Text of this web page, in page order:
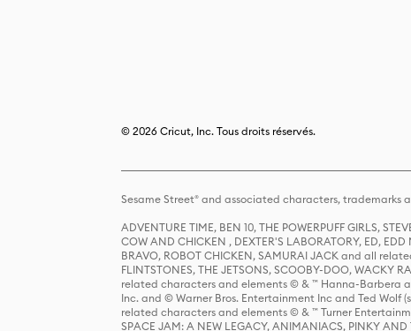
© 2026 Cricut, Inc. Tous droits réservés.
Sesame Street® and associated characters, trademarks
ADVENTURE TIME, BEN 10, THE POWERPUFF GIRLS,
COW AND CHICKEN , DEXTER'S LABORATORY, ED,
BRAVO, ROBOT CHICKEN, SAMURAI JACK and all
FLINTSTONES, THE JETSONS, SCOOBY-DOO,
related characters and elements © & ™ Hanna-Barbera
Inc. and © Warner Bros. Entertainment Inc and Ted Wolf
related characters and elements © & ™ Turner
SPACE JAM: A NEW LEGACY, ANIMANIACS, PINKY